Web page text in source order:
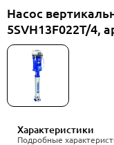
Насос
5SVH13F022T/4,
Характеристики
Подробные